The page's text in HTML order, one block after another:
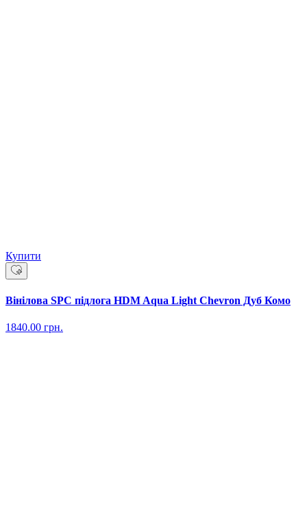
Купити
Вінілова SPC підлога HDM Aqua Light Chevron Дуб Комо
1840.00 грн.